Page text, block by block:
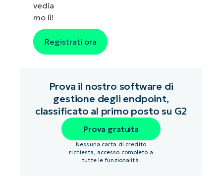
vedia
mo lì!
Registrati ora
Prova il nostro software di
gestione degli endpoint,
classificato al primo posto su G2
Prova gratuita
Nessuna carta di credito
richiesta, accesso completo a
tutte le funzionalità.